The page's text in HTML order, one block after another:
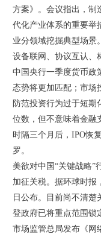
方案》。会议指出，制
代化产业体系的重要举
业分领域挖掘典型场景
设备联网、协议互认、
中国央行一季度货币政
态势将更加匹配；市场
防范投资行为过于短期
位数，但不意味着金融
时隔三个月后，IPO恢
罗。
美欲对中国“关键战略”
加征关税。据环球时报
日公布。目前尚不清
登政府已将重点范围锁
市场监管总局发布《网